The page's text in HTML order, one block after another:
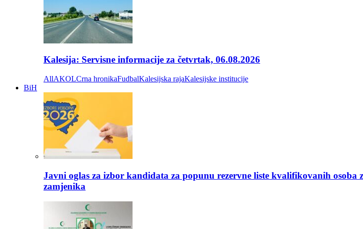
Kalesija: Servisne informacije za četvrtak, 06.08.2026
AllAKOLCrna hronikaFudbalKalesijska rajaKalesijske institucije
BiH
Javni oglas za izbor kandidata za popunu rezervne liste kvalifikovanih
zamjenika